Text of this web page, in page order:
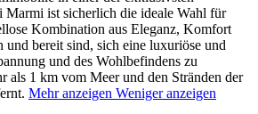
Marmi ist sicherlich die ideale Wahl für
Kombination aus Eleganz, Komfort
und bereit sind, sich eine luxuriöse und
und des Wohlbefindens zu
als 1 km vom Meer und den Stränden der
Mehr anzeigen Weniger anzeigen